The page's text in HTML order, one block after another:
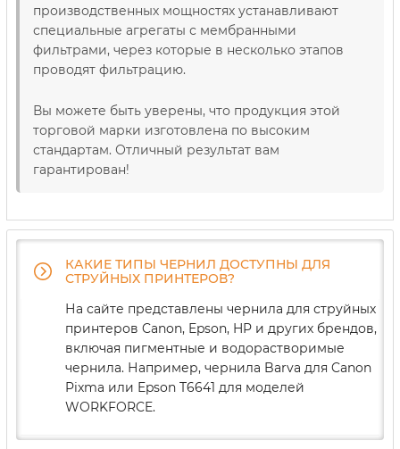
производственных мощностях устанавливают
специальные агрегаты с мембранными
фильтрами, через которые в несколько этапов
проводят фильтрацию.
Вы можете быть уверены, что продукция этой
торговой марки изготовлена ​​по высоким
стандартам. Отличный результат вам
гарантирован!
КАКИЕ ТИПЫ ЧЕРНИЛ ДОСТУПНЫ ДЛЯ
СТРУЙНЫХ ПРИНТЕРОВ?
На сайте представлены чернила для струйных
принтеров Canon, Epson, HP и других брендов,
включая пигментные и водорастворимые
чернила. Например, чернила Barva для Canon
Pixma или Epson T6641 для моделей
WORKFORCE.